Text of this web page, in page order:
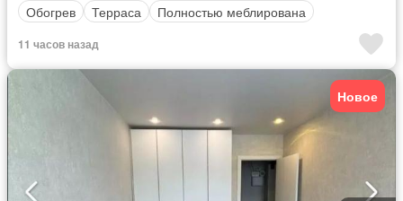
Обогрев
Терраса Полностью меблирована
11 часов назад
Новое